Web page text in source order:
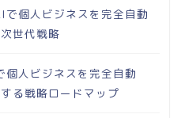
で個人ビジネスを完全自動
世代戦略
個人ビジネスを完全自動
る戦略ロードマップ